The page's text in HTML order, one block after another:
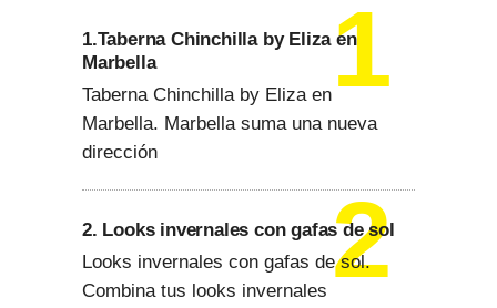
1.Taberna Chinchilla by Eliza en
Marbella
Taberna Chinchilla by Eliza en
Marbella. Marbella suma una nueva
dirección
2. Looks invernales con gafas de sol
Looks invernales con gafas de sol.
Combina tus looks invernales